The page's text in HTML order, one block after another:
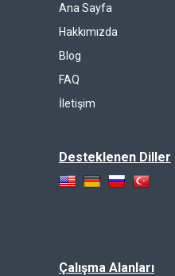
Ana Sayfa
Hakkımızda
Blog
FAQ
İletişim
Desteklenen Diller
Çalışma Alanları